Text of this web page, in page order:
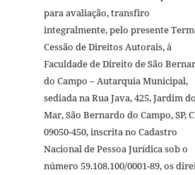
para avaliação, transfiro
integralmente, pelo presente
Cessão de Direitos Autorais, à
Faculdade de Direito de São
do Campo – Autarquia Municipal,
sediada na Rua Java, 425, Jardim
Mar, São Bernardo do Campo, SP,
09050-450, inscrita no Cadastro
Nacional de Pessoa Jurídica sob o
número 59.108.100/0001-89, os